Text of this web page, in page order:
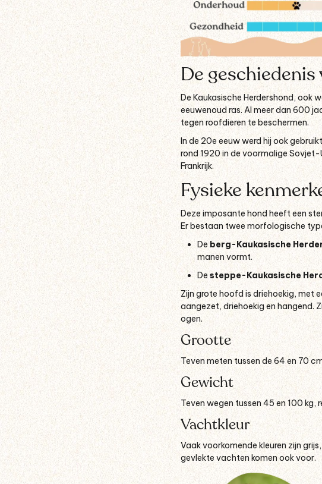
De
De Kaukasische Herdershond, ook
eeuwenoud ras. Al meer dan 600
tegen roofdieren te beschermen.
In de 20e eeuw werd hij ook
rond 1920 in de voormalige Sovjet-
Frankrijk.
Fysieke
Deze imposante hond heeft een
Er bestaan twee morfologische
De berg-Kaukasische
manen vormt.
De steppe-Kaukasische
Zijn grote hoofd is driehoekig, met
aangezet, driehoekig en hangend.
ogen.
Grootte
Teven meten tussen de 64 en 70
Gewicht
Teven wegen tussen 45 en 100 kg,
Vachtkleur
Vaak voorkomende kleuren zijn
gevlekte vachten komen ook voor.